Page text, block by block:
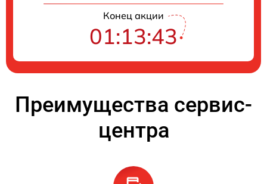
Конец акции
01:13:42
Преимущества сервис-
центра